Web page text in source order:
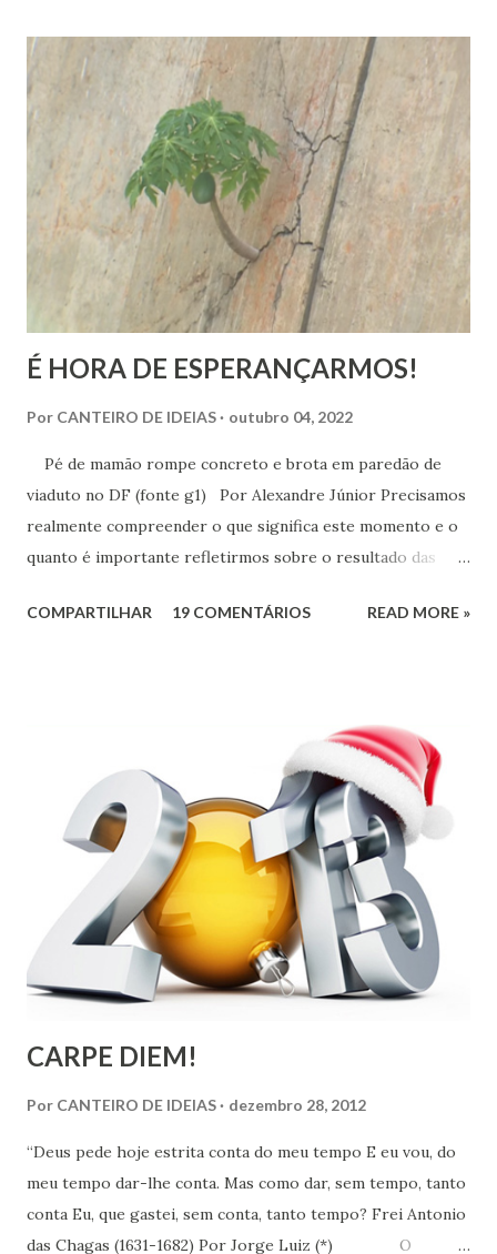
Ao dizer que deixar o ambiente evangélico não significou
abandonar Deus, mas sim se libertar de uma prisão, ela
expõe algo que muita gente vive: a busca por uma
espiritualidade que faça sentido com quem a gente
realmente é.
É HORA DE ESPERANÇARMOS!
Por CANTEIRO DE IDEIAS outubro 04, 2022
Pé de mamão rompe concreto e brota em paredão de
viaduto no DF (fonte g1) Por Alexandre Júnior Precisamos
realmente compreender o que significa este momento e o
quanto é importante refletirmos sobre o resultado das
esperançar! A História do Brasil é feita de invasão,
COMPARTILHAR 19 COMENTÁRIOS READ MORE »
CARPE DIEM!
Por CANTEIRO DE IDEIAS dezembro 28, 2012
“Deus pede hoje estrita conta do meu tempo E eu vou, do
meu tempo dar-lhe conta. Mas como dar, sem tempo, tanto
conta Eu, que gastei, sem conta, tanto tempo? Frei Antonio
das Chagas (1631-1682) Por Jorge Luiz (*) O